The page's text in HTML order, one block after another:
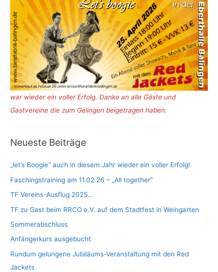
war wieder ein voller Erfolg. Danke an alle Gäste und
Gastvereine die zum Gelingen beigetragen haben.
Neueste Beiträge
„let’s Boogie“ auch in diesem Jahr wieder ein voller Erfolg!
Faschingstraining am 11.02.26 – „All together“
TF Vereins-Ausflug 2025…
TF zu Gast beim RRCO e.V. auf dem Stadtfest in Weingarten
Sommerabschluss
Anfängerkurs ausgebucht
Rundum gelungene Jubiläums-Veranstaltung mit den Red
Jackets